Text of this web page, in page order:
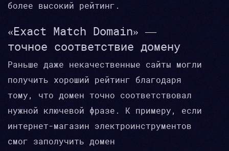
более высокий рейтинг.
«Exact Match Domain» —
точное соответствие домену
Раньше даже некачественные сайты могли
получить хороший рейтинг благодаря
тому, что домен точно соответствовал
нужной ключевой фразе. К примеру, если
интернет-магазин электроинструментов
смог заполучить домен